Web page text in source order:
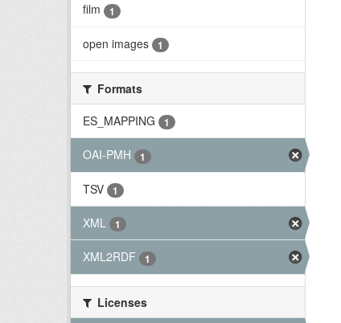
film 1
open images 1
Formats
ES_MAPPING
1
OAI-PMH 1
TSV 1
XML 1
XML2RDF 1
Licenses